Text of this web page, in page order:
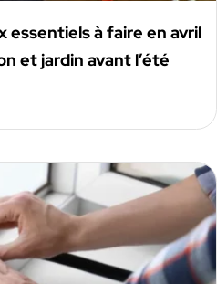
essentiels à faire en avril
et jardin avant l’été